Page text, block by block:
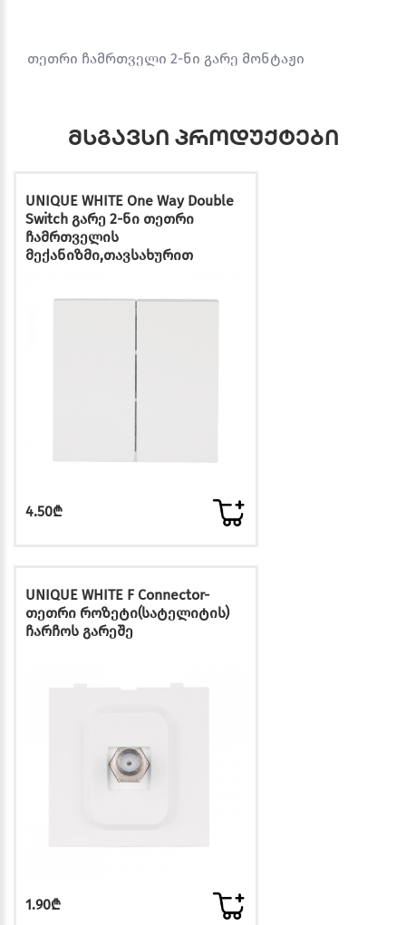
თეთრი ჩამრთველი 2-ნი გარე მონტაჟი
მსგავსი პროდუქტები
UNIQUE WHITE One Way Double
Switch გარე 2-ნი თეთრი
ჩამრთველის
მექანიზმი,თავსახურით
4.50₾
UNIQUE WHITE F Connector-
თეთრი როზეტი(სატელიტის)
ჩარჩოს გარეშე
1.90₾